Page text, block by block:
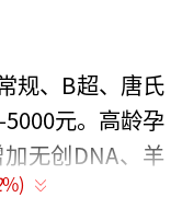
规、B超、唐氏
元。高龄孕
无创DNA、羊
至8000-15000
%)